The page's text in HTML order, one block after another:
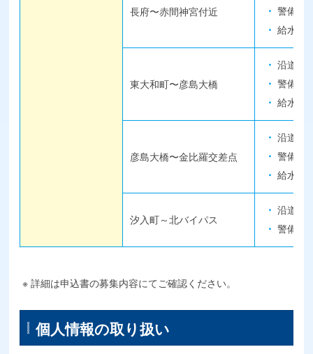
長府〜赤間神宮付近
警備員
給水
東大和町〜彦島大橋
沿道整
警備員
給水
彦島大橋〜金比羅交差点
沿道整
警備員
給水
汐入町～北バイパス
沿道整
警備員
詳細は申込書の募集内容にてご確認ください。
個人情報の取り扱い